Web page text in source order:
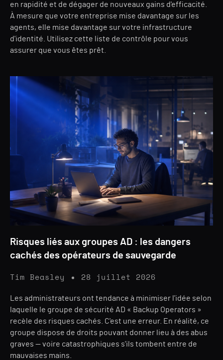
en rapidité et de dégager de nouveaux gains d'efficacité.
À mesure que votre entreprise mise davantage sur les
agents, elle mise davantage sur votre infrastructure
d'identité. Utilisez cette liste de contrôle pour vous
assurer que vous êtes prêt.
Risques liés aux groupes AD : les dangers
cachés des opérateurs de sauvegarde
Tim Beasley 28 juillet 2026
Les administrateurs ont tendance à minimiser l'idée selon
laquelle le groupe de sécurité AD « Backup Operators »
recèle des risques cachés. C'est une erreur. En réalité, ce
groupe dispose de droits pouvant donner lieu à des abus
graves — voire catastrophiques s'ils tombent entre de
mauvaises mains.